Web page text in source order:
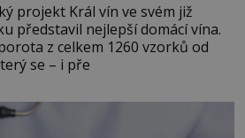
projekt Král vín ve svém již
představil nejlepší domácí vína.
z celkem 1260 vzorků od
vín, který se – i pře